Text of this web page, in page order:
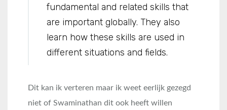
fundamental and related skills that
are important globally. They also
learn how these skills are used in
different situations and fields.
Dit kan ik verteren maar ik weet eerlijk gezegd
niet of Swaminathan dit ook heeft willen